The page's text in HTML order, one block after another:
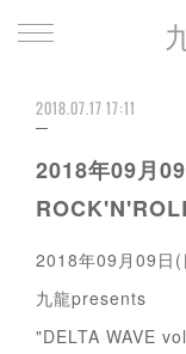
2018.07.17 17:11
2018年09月
2018年09月09日
九龍presents
"DELTA WAVE